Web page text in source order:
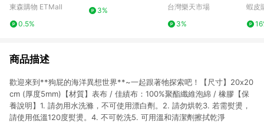
桌墊學生兒童寫字臺墊
東森購物 ETMall
0.5%
R3M1
3%
井3C】
台灣樂天市場
3%
腕滑
記本
蝦皮
商品描述
歡迎來到**狗屁的海洋異想世界**~一起跟著牠探索吧！【尺寸】20x20
cm (厚度5mm)【材質】表布 / 佳績布：100%聚酯纖維泡綿 / 橡膠【保
養說明】1. 請勿用水洗滌，不可使用漂白劑。2. 請勿烘乾3. 若需熨燙，
請使用低溫120度熨燙。4. 不可乾洗5. 可用溫和清潔劑擦拭乾淨